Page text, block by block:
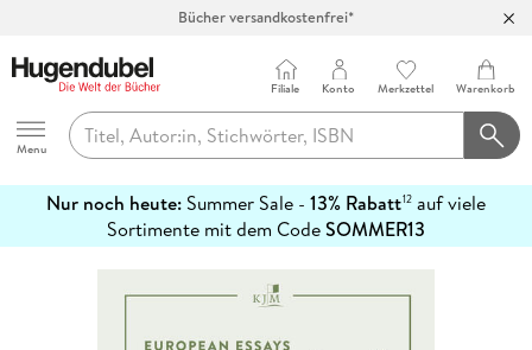
Bücher versandkostenfrei*
Abholung in über 100 Filialen
Hugendubel
Menu
Filiale Konto Merkzettel Warenkorb
Nur noch heute: Summer Sale - 13% Rabatt12 auf viele
Sortimente mit dem CodeSOMMER13
erfahren